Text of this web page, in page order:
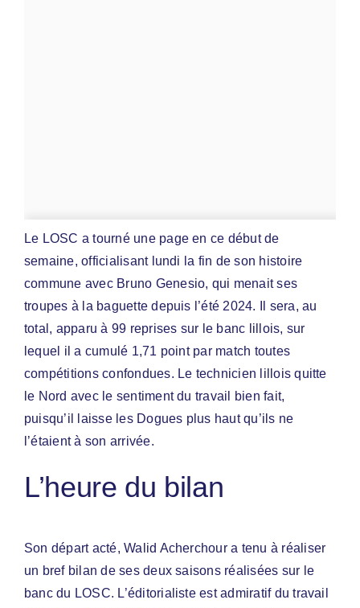
Le LOSC a tourné une page en ce début de
semaine, officialisant lundi la fin de son histoire
commune avec Bruno Genesio, qui menait ses
troupes à la baguette depuis l’été 2024. Il sera, au
total, apparu à 99 reprises sur le banc lillois, sur
lequel il a cumulé 1,71 point par match toutes
compétitions confondues. Le technicien lillois quitte
le Nord avec le sentiment du travail bien fait,
puisqu’il laisse les Dogues plus haut qu’ils ne
l’étaient à son arrivée.
L’heure du bilan
Son départ acté, Walid Acherchour a tenu à réaliser
un bref bilan de ses deux saisons réalisées sur le
banc du LOSC. L’éditorialiste est admiratif du travail